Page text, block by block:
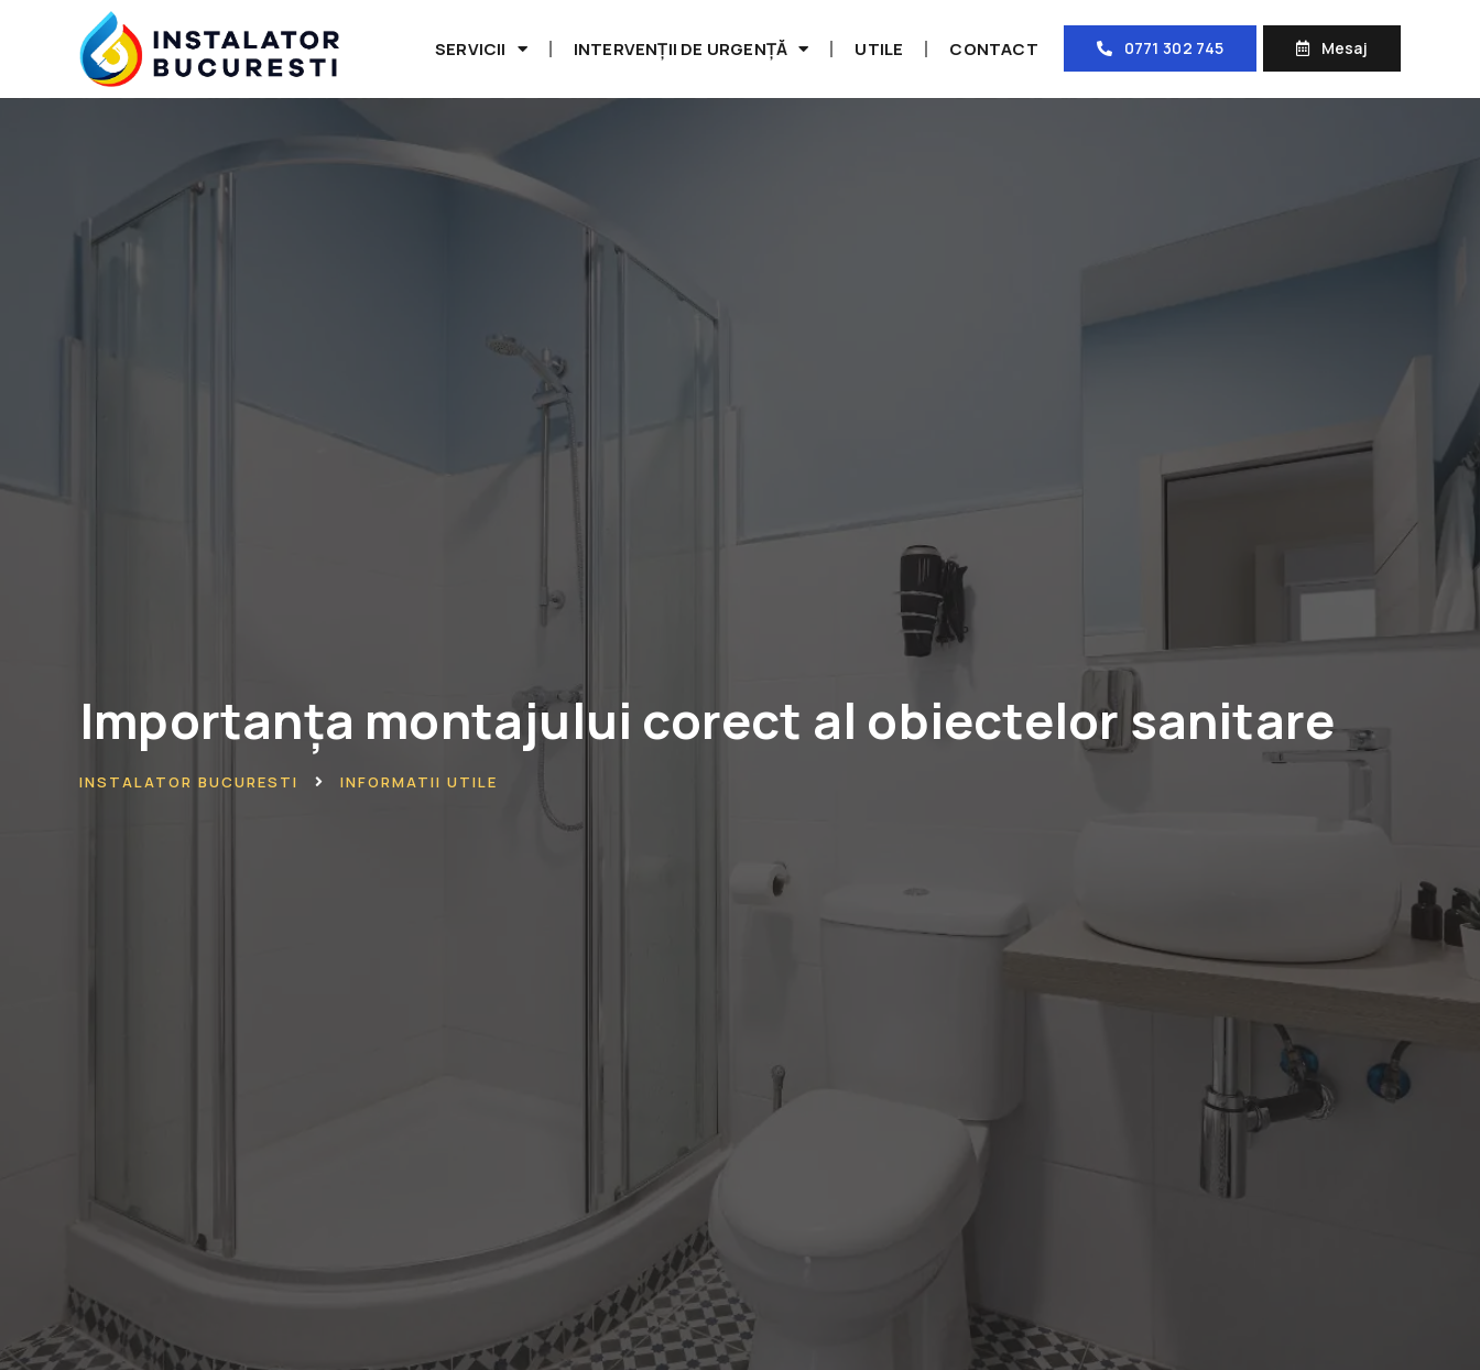
SERVICII INTERVENȚII DE URGENȚĂ UTILE CONTACT 0771 302 745 Mesaj
Importanța montajului corect al obiectelor sanitare
INSTALATOR BUCURESTI INFORMATII UTILE